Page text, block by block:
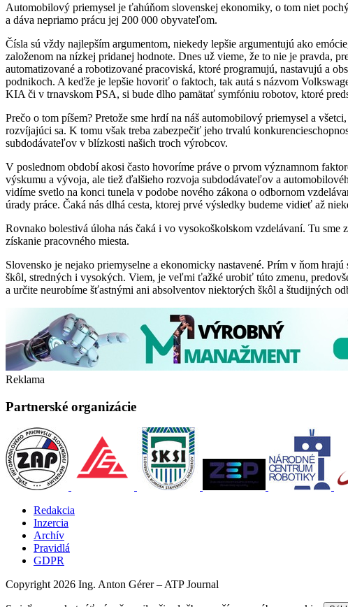
Automobilový priemysel je ťahúňom slovenskej ekonomiky, o tom niet
a dáva nepriamo prácu jej 200 000 obyvateľom.
Čísla sú vždy najlepším argumentom, niekedy lepšie argumentujú ako
založenom na nízkej pridanej hodnote. Dnes už vieme, že to nie je pravda,
automatizované a robotizované pracoviská, ktoré programujú, nastavujú a
podnikoch. A keďže je lepšie hovoriť o faktoch, tak autá s názvom
KIA či v trnavskom PSA, si bude dlho pamätať symfóniu robotov, ktoré
Prečo o tom píšem? Pretože sme hrdí na náš automobilový priemysel a
rozvíjajúci sa. K tomu však treba zabezpečiť jeho trvalú
subdodávateľov v blízkosti našich troch výrobcov.
V poslednom období akosi často hovoríme práve o prvom významnom
výskumu a vývoja, ale tiež ďalšieho rozvoja subdodávateľov a
vidíme svetlo na konci tunela v podobe nového zákona o odbornom
úrady práce. Čaká nás dlhá cesta, ktorej prvé výsledky budeme vidieť až
Rovnako bolestivá úloha nás čaká i vo vysokoškolskom vzdelávaní. Tu
získanie pracovného miesta.
Slovensko je nejako priemyselne a ekonomicky nastavené. Prím v ňom
škôl, stredných i vysokých. Viem, je veľmi ťažké urobiť túto zmenu,
a určite neurobíme šťastnými ani absolventov niektorých škôl a študijných
Reklama
Partnerské organizácie
Redakcia
Inzercia
Archív
Pravidlá
GDPR
Copyright 2026 Ing. Anton Gérer – ATP Journal